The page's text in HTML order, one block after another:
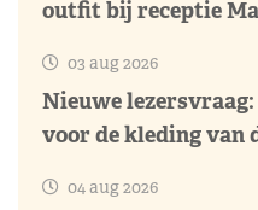
outfit bij receptie
03 aug 2026
Nieuwe
voor de kleding van
04 aug 2026